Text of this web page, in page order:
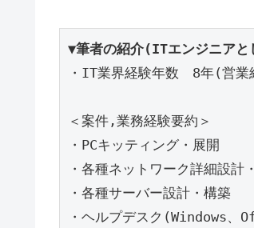
▼筆者の紹介(ITエンジニアと
・IT業界経験年数　8年(営
＜案件,業務経験要約＞
・PCキッティング・展開
・各種ネットワーク詳細設計
・各種サーバー設計・構築
・ヘルプデスク(Windows